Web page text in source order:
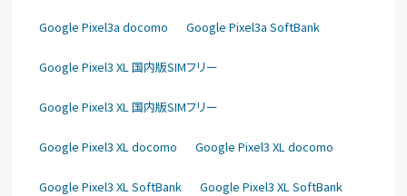
Google Pixel3a docomo Google Pixel3a SoftBank
Google Pixel3 XL 国内版SIMフリー
Google Pixel3 XL 国内版SIMフリー
Google Pixel3 XL docomo Google Pixel3 XL docomo
Google Pixel3 XL SoftBank Google Pixel3 XL SoftBank